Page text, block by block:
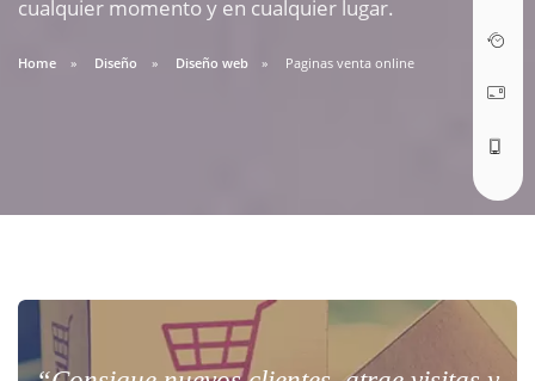
cualquier momento y en cualquier lugar.
Home Diseño Diseño web Paginas venta online
ABRIR TICKET